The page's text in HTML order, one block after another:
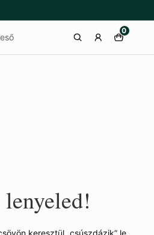
0
keresztül „csúszdázik” le